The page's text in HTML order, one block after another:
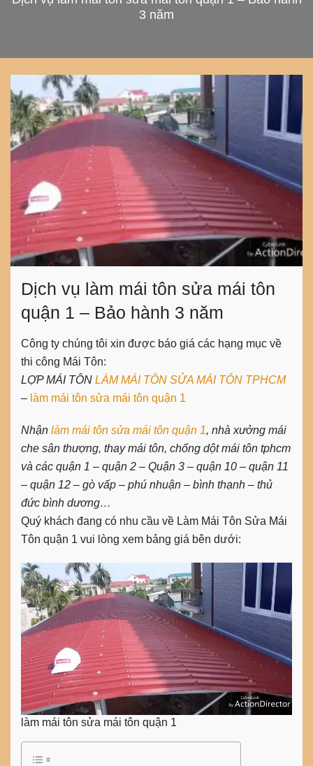
3 năm
Dịch vụ làm mái tôn sửa mái tôn
quận 1 – Bảo hành 3 năm
Công ty chúng tôi xin được báo giá các hạng mục về
thi công Mái Tôn:
LỢP MÁI TÔN LÀM MÁI TÔN SỬA MÁI TÔN TPHCM
– làm mái tôn sửa mái tôn quận 1
Nhận làm mái tôn sửa mái tôn quận 1, nhà xưởng mái
che sân thượng, thay mái tôn, chống dột mái tôn tphcm
và các quận 1 – quận 2 – Quận 3 – quận 10 – quận 11
– quận 12 – gò vấp – phú nhuận – bình thạnh – thủ
đức bình dương…
Quý khách đang có nhu cầu về Làm Mái Tôn Sửa Mái
Tôn quận 1 vui lòng xem bảng giá bên dưới:
làm mái tôn sửa mái tôn quận 1